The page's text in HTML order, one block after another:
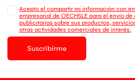
Acepto el compartir mi información con
empresarial de OECHSLE para el envío
publicitarias sobre sus productos,
otras actividades comerciales de interés.
Suscribirme